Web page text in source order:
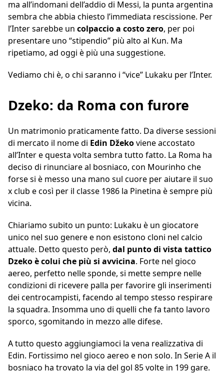
ma all’indomani dell’addio di Messi, la punta argentina
sembra che abbia chiesto l’immediata rescissione. Per
l’Inter sarebbe un colpaccio a costo zero, per poi
presentare uno “stipendio” più alto al Kun. Ma
ripetiamo, ad oggi è più una suggestione.
Vediamo chi è, o chi saranno i “vice” Lukaku per l’Inter.
Dzeko: da Roma con furore
Un matrimonio praticamente fatto. Da diverse sessioni
di mercato il nome di Edin Džekoviene accostato
all’Inter e questa volta sembra tutto fatto. La Roma ha
deciso di rinunciare al bosniaco, con Mourinho che
forse si è messo una mano sul cuore per aiutare il suo
x club e così per il classe 1986 la Pinetina è sempre più
vicina.
Chiariamo subito un punto: Lukaku è un giocatore
unico nel suo genere e non esistono cloni nel calcio
attuale. Detto questo però, dal punto di vista tattico
Dzeko è colui che più si avvicina. Forte nel gioco
aereo, perfetto nelle sponde, si mette sempre nelle
condizioni di ricevere palla per favorire gli inserimenti
dei centrocampisti, facendo al tempo stesso respirare
la squadra. Insomma uno di quelli che fa tanto lavoro
sporco, sgomitando in mezzo alle difese.
A tutto questo aggiungiamoci la vena realizzativa di
Edin. Fortissimo nel gioco aereo e non solo. In Serie A il
bosniaco ha trovato la via del gol 85 volte in 199 gare.